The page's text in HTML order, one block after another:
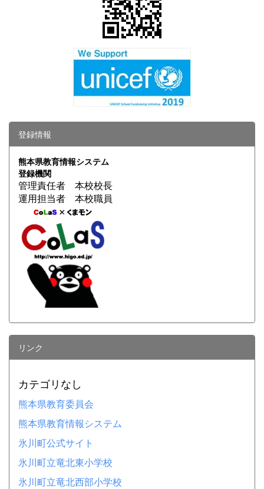
登録情報
熊本県教育情報システム
登録機関
管理責任者 本校校長
運用担当者 本校職員
リンク
カテゴリなし
熊本県教育委員会
熊本県教育情報システム
氷川町公式サイト
氷川町立竜北東小学校
氷川町立竜北西部小学校